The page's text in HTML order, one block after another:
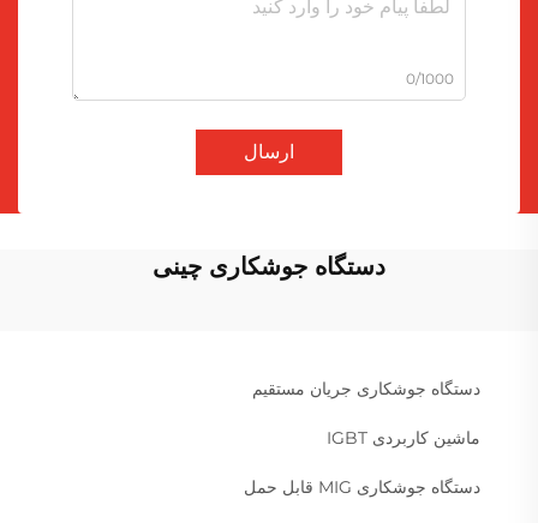
0/1000
ارسال
دستگاه جوشکاری چینی
دستگاه جوشکاری جریان مستقیم
ماشین کاربردی IGBT
دستگاه جوشکاری MIG قابل حمل